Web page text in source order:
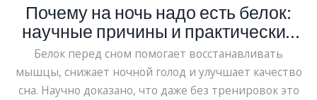
Почему на ночь надо есть белок:
научные причины и практические
советы
Белок перед сном помогает восстанавливать
мышцы, снижает ночной голод и улучшает качество
сна. Научно доказано, что даже без тренировок это